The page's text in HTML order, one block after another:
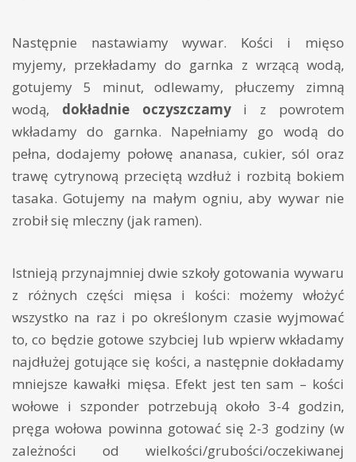
Następnie nastawiamy wywar. Kości i mięso
myjemy, przekładamy do garnka z wrzącą wodą,
gotujemy 5 minut, odlewamy, płuczemy zimną
wodą, dokładnie oczyszczamyi z powrotem
wkładamy do garnka. Napełniamy go wodą do
pełna, dodajemy połowę ananasa, cukier, sól oraz
trawę cytrynową przeciętą wzdłuż i rozbitą bokiem
tasaka. Gotujemy na małym ogniu, aby wywar nie
zrobił się mleczny (jak ramen).
Istnieją przynajmniej dwie szkoły gotowania wywaru
z różnych części mięsa i kości: możemy włożyć
wszystko na raz i po określonym czasie wyjmować
to, co będzie gotowe szybciej lub wpierw wkładamy
najdłużej gotujące się kości, a następnie dokładamy
mniejsze kawałki mięsa. Efekt jest ten sam – kości
wołowe i szponder potrzebują około 3-4 godzin,
pręga wołowa powinna gotować się 2-3 godziny (w
zależności od wielkości/grubości/oczekiwanej